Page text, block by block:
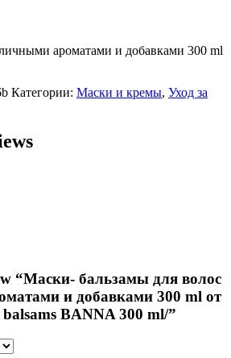
ароматами и добавками 300 ml
Категории: Маски и кремы, Уход за
“Маски- бальзамы для волос
и добавками 300 ml от
BANNA 300 ml/”